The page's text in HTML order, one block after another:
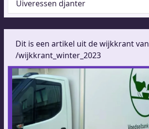
Uiveressen djanter
Dit is een artikel uit de wijkkrant van
/wijkkrant_winter_2023